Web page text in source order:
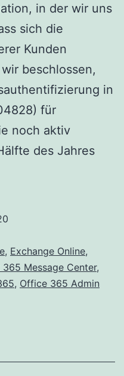
in der wir uns
sich die
Kunden
beschlossen,
in
für
noch aktiv
des Jahres
, Exchange Online,
Message Center,
, Office 365 Admin